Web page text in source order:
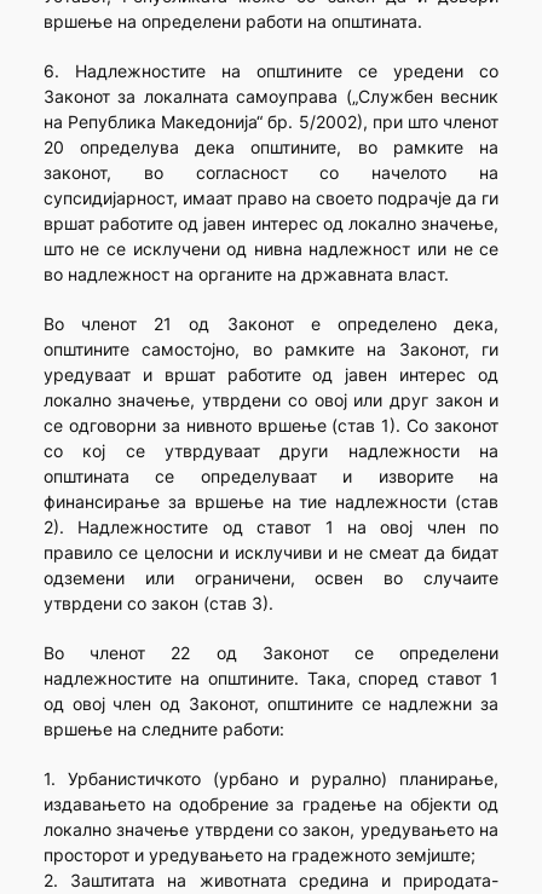
вршење на определени работи на општината.
6. Надлежностите на општините се уредени со
Законот за локалната самоуправа („Службен весник
на Република Македонија“ бр. 5/2002), при што членот
20 определува дека општините, во рамките на
законот, во согласност со начелото на
супсидијарност, имаат право на своето подрачје да ги
вршат работите од јавен интерес од локално значење,
што не се исклучени од нивна надлежност или не се
во надлежност на органите на државната власт.
Во членот 21 од Законот е определено дека,
општините самостојно, во рамките на Законот, ги
уредуваат и вршат работите од јавен интерес од
локално значење, утврдени со овој или друг закон и
се одговорни за нивното вршење (став 1). Со законот
со кој се утврдуваат други надлежности на
општината се определуваат и изворите на
финансирање за вршење на тие надлежности (став
2). Надлежностите од ставот 1 на овој член по
правило се целосни и исклучиви и не смеат да бидат
одземени или ограничени, освен во случаите
утврдени со закон (став 3).
Во членот 22 од Законот се определени
надлежностите на општините. Така, според ставот 1
од овој член од Законот, општините се надлежни за
вршење на следните работи:
1. Урбанистичкото (урбано и рурално) планирање,
издавањето на одобрение за градење на објекти од
локално значење утврдени со закон, уредувањето на
просторот и уредувањето на градежното земјиште;
2. Заштитата на животната средина и природата-